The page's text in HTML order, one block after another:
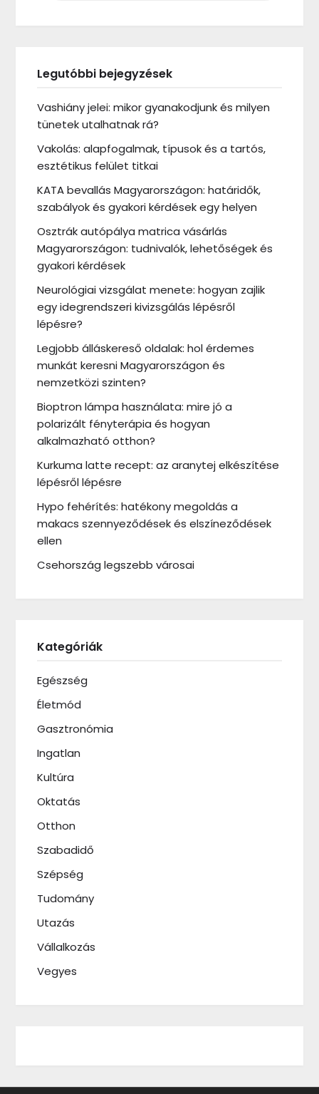
Legutóbbi bejegyzések
Vashiány jelei: mikor gyanakodjunk és milyen
tünetek utalhatnak rá?
Vakolás: alapfogalmak, típusok és a tartós,
esztétikus felület titkai
KATA bevallás Magyarországon: határidők,
szabályok és gyakori kérdések egy helyen
Osztrák autópálya matrica vásárlás
Magyarországon: tudnivalók, lehetőségek és
gyakori kérdések
Neurológiai vizsgálat menete: hogyan zajlik
egy idegrendszeri kivizsgálás lépésről
lépésre?
Legjobb álláskereső oldalak: hol érdemes
munkát keresni Magyarországon és
nemzetközi szinten?
Bioptron lámpa használata: mire jó a
polarizált fényterápia és hogyan
alkalmazható otthon?
Kurkuma latte recept: az aranytej elkészítése
lépésről lépésre
Hypo fehérítés: hatékony megoldás a
makacs szennyeződések és elszíneződések
ellen
Csehország legszebb városai
Kategóriák
Egészség
Életmód
Gasztronómia
Ingatlan
Kultúra
Oktatás
Otthon
Szabadidő
Szépség
Tudomány
Utazás
Vállalkozás
Vegyes